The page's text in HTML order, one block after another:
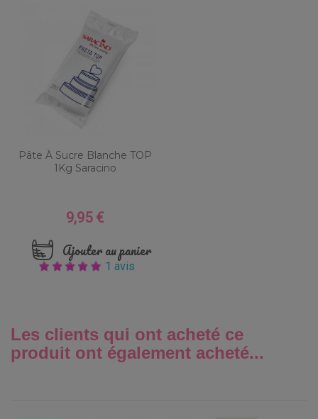
Pâte À Sucre Blanche TOP
1Kg Saracino
Prix
9,95 €
Ajouter au panier
1 avis
Les clients qui ont acheté ce
produit ont également acheté...